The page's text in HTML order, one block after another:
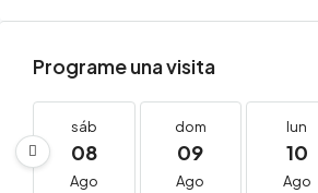
Programe una visita
sáb
08
Ago
dom
09
Ago
lun
10
Ago